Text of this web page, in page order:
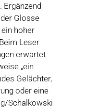
Ergänzend
Glosse
hoher
Leser
erwartet
„ein
Gelächter,
oder eine
Schalkowski